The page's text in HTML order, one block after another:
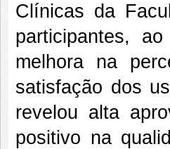
Clínicas da
participantes,
melhora na
satisfação dos
revelou alta
positivo na